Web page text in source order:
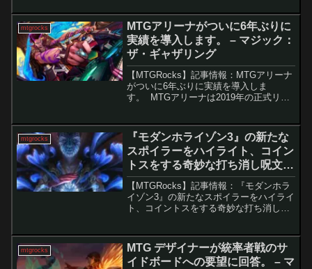
4つのセット「イニストラード：真夜中の
狩...
mtgrocks
MTGアリーナがついに6年ぶりに
実績を導入します。 – マジック：
ザ・ギャザリング
【MTGRocks】記事情報：MTGアリーナ
がついに6年ぶりに実績を導入しま
す。 MTGアリーナは2019年の正式リリ
新セット『霊気走破』の登場とともに、
ついに「実績...
mtgrocks
『モダンホライゾン3』の新たな
スポイラーをハイライト、コイン
トスをする奇妙な打ち消し呪文が
公開！ – マジック：ザ・ギャザリ
ング
【MTGRocks】記事情報：『モダンホラ
イゾン3』の新たなスポイラーをハイライ
ト、コイントスをする奇妙な打ち消し呪
力なカードが公開されています。今回の
セットに...
mtgrocks
MTG デザイナーが統率者戦のサ
イドボードへの要望に回答。 – マ